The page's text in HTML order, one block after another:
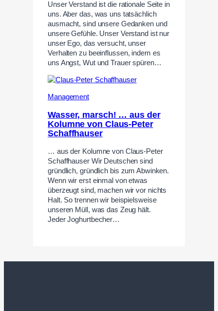
Unser Verstand ist die rationale Seite in
uns. Aber das, was uns tatsächlich
ausmacht, sind unsere Gedanken und
unsere Gefühle. Unser Verstand ist nur
unser Ego, das versucht, unser
Verhalten zu beeinflussen, indem es
uns Angst, Wut und Trauer spüren…
Management
Wasser, marsch! … aus der
Kolumne von Claus-Peter
Schaffhauser
… aus der Kolumne von Claus-Peter
Schaffhauser Wir Deutschen sind
gründlich, gründlich bis zum Abwinken.
Wenn wir erst einmal von etwas
überzeugt sind, machen wir vor nichts
Halt. So trennen wir beispielsweise
unseren Müll, was das Zeug hält.
Jeder Joghurtbecher…